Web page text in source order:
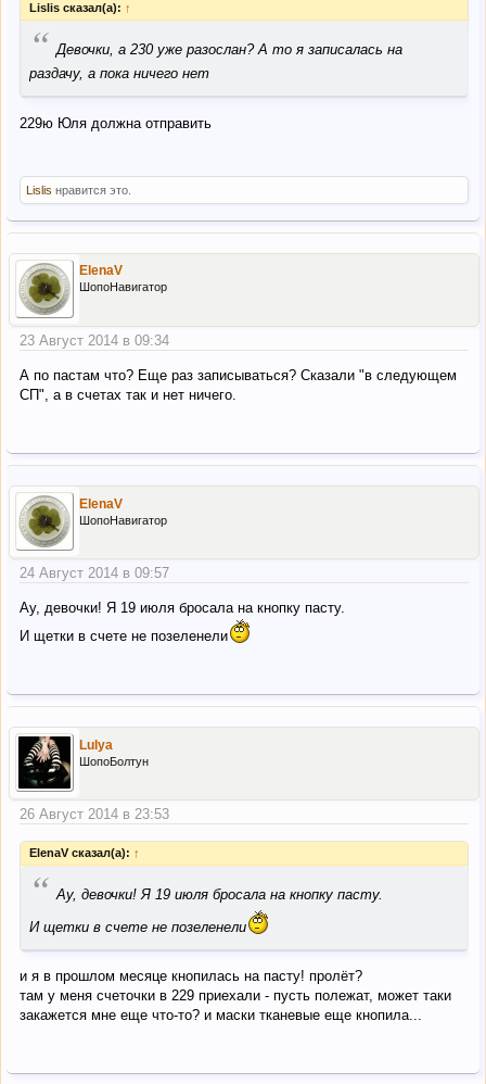
Lislis сказал(а): ↑
“ Девочки, а 230 уже разослан? А то я записалась на
раздачу, а пока ничего нет
229ю Юля должна отправить
Lislis нравится это.
ElenaV
ШопоНавигатор
23 Август 2014 в 09:34
А по пастам что? Еще раз записываться? Сказали "в следующем
СП", а в счетах так и нет ничего.
ElenaV
ШопоНавигатор
24 Август 2014 в 09:57
Ау, девочки! Я 19 июля бросала на кнопку пасту.
И щетки в счете не позеленели
Lulya
ШопоБолтун
26 Август 2014 в 23:53
ElenaV сказал(а): ↑
“ Ау, девочки! Я 19 июля бросала на кнопку пасту.
И щетки в счете не позеленели
и я в прошлом месяце кнопилась на пасту! пролёт?
там у меня счеточки в 229 приехали - пусть полежат, может таки
закажется мне еще что-то? и маски тканевые еще кнопила...